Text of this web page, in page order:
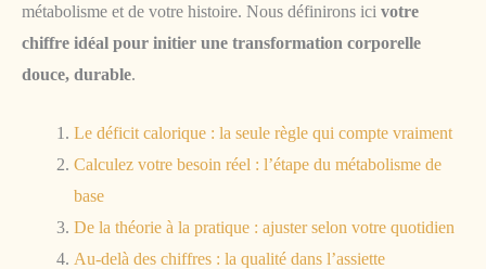
métabolisme et de votre histoire. Nous définirons ici votre
chiffre idéal pour initier une transformation corporelle
douce, durable.
Le déficit calorique : la seule règle qui compte vraiment
Calculez votre besoin réel : l’étape du métabolisme de
base
De la théorie à la pratique : ajuster selon votre quotidien
Au-delà des chiffres : la qualité dans l’assiette